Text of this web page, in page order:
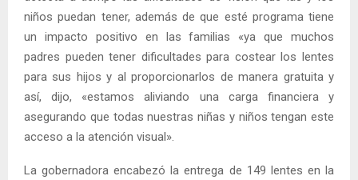
niños puedan tener, además de que esté programa tiene
un impacto positivo en las familias «ya que muchos
padres pueden tener dificultades para costear los lentes
para sus hijos y al proporcionarlos de manera gratuita y
así, dijo, «estamos aliviando una carga financiera y
asegurando que todas nuestras niñas y niños tengan este
acceso a la atención visual».
La gobernadora encabezó la entrega de 149 lentes en la